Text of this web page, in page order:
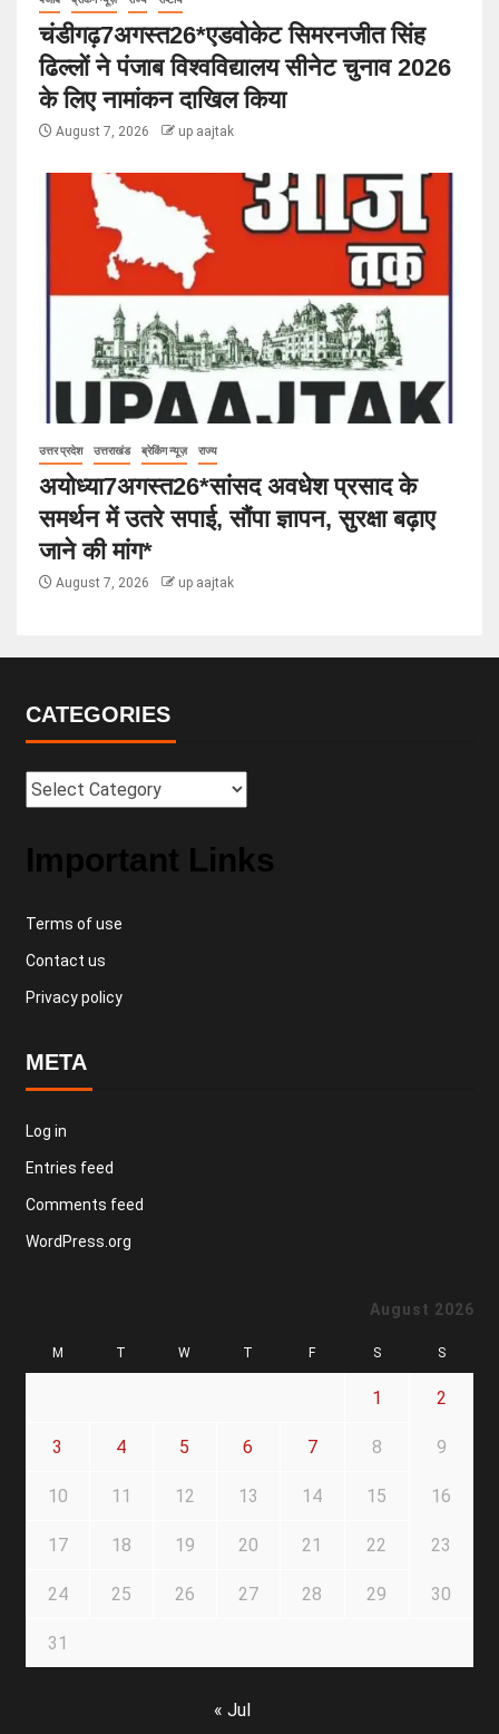
चंडीगढ़7अगस्त26*एडवोकेट सिमरनजीत सिंह
ढिल्लों ने पंजाब विश्वविद्यालय सीनेट चुनाव 2026
के लिए नामांकन दाखिल किया
August 7, 2026 up aajtak
उत्तर प्रदेश उत्तराखंड ब्रेकिंग न्यूज़ राज्य
अयोध्या7अगस्त26*सांसद अवधेश प्रसाद के
समर्थन में उतरे सपाई, सौंपा ज्ञापन, सुरक्षा बढ़ाए
जाने की मांग*
August 7, 2026 up aajtak
CATEGORIES
Important Links
Terms of use
Contact us
Privacy policy
META
Log in
Entries feed
Comments feed
WordPress.org
August 2026
M T W T F S S
1 2
3 4 5 6 7 8 9
10 11 12 13 14 15 16
17 18 19 20 21 22 23
24 25 26 27 28 29 30
31
« Jul